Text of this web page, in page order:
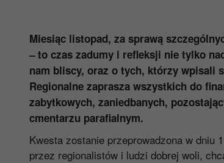
Miesiąc listopad, za sprawą
– to czas zadumy i refleksji nie tylko
nam bliscy, oraz o tych, którzy wpisali
Regionalne zaprasza wszystkich do
zabytkowych, zaniedbanych,
cmentarzu parafialnym.
Kwesta zostanie przeprowadzona w dniu
przez regionalistów i ludzi dobrej woli,